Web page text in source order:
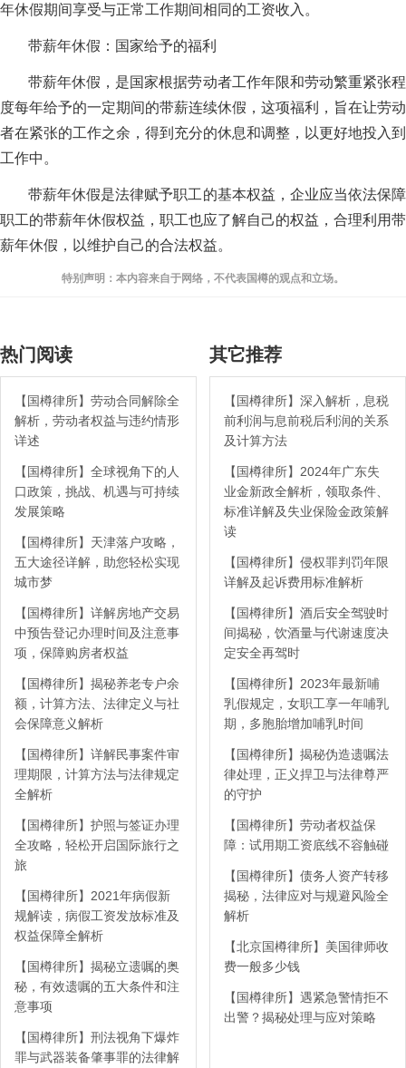
年休假期间享受与正常工作期间相同的工资收入。
带薪年休假：国家给予的福利
带薪年休假，是国家根据劳动者工作年限和劳动繁重紧张程
度每年给予的一定期间的带薪连续休假，这项福利，旨在让劳动
者在紧张的工作之余，得到充分的休息和调整，以更好地投入到
工作中。
带薪年休假是法律赋予职工的基本权益，企业应当依法保障
职工的带薪年休假权益，职工也应了解自己的权益，合理利用带
薪年休假，以维护自己的合法权益。
特别声明：本内容来自于网络，不代表国樽的观点和立场。
热门阅读
【国樽律所】劳动合同解除全
解析，劳动者权益与违约情形
详述
【国樽律所】全球视角下的人
口政策，挑战、机遇与可持续
发展策略
【国樽律所】天津落户攻略，
五大途径详解，助您轻松实现
城市梦
【国樽律所】详解房地产交易
中预告登记办理时间及注意事
项，保障购房者权益
【国樽律所】揭秘养老专户余
额，计算方法、法律定义与社
会保障意义解析
【国樽律所】详解民事案件审
理期限，计算方法与法律规定
全解析
【国樽律所】护照与签证办理
全攻略，轻松开启国际旅行之
旅
【国樽律所】2021年病假新
规解读，病假工资发放标准及
权益保障全解析
【国樽律所】揭秘立遗嘱的奥
秘，有效遗嘱的五大条件和注
意事项
【国樽律所】刑法视角下爆炸
罪与武器装备肇事罪的法律解
其它推荐
【国樽律所】深入解析，息税
前利润与息前税后利润的关系
及计算方法
【国樽律所】2024年广东失
业金新政全解析，领取条件、
标准详解及失业保险金政策解
读
【国樽律所】侵权罪判罚年限
详解及起诉费用标准解析
【国樽律所】酒后安全驾驶时
间揭秘，饮酒量与代谢速度决
定安全再驾时
【国樽律所】2023年最新哺
乳假规定，女职工享一年哺乳
期，多胞胎增加哺乳时间
【国樽律所】揭秘伪造遗嘱法
律处理，正义捍卫与法律尊严
的守护
【国樽律所】劳动者权益保
障：试用期工资底线不容触碰
【国樽律所】债务人资产转移
揭秘，法律应对与规避风险全
解析
【北京国樽律所】美国律师收
费一般多少钱
【国樽律所】遇紧急警情拒不
出警？揭秘处理与应对策略